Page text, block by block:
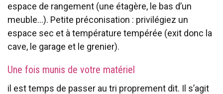
espace de rangement (une étagère, le bas d’un
meuble…). Petite préconisation : privilégiez un
espace sec et à température tempérée (exit donc la
cave, le garage et le grenier).
Une fois munis de votre matériel
il est temps de passer au tri proprement dit. Il s’agit